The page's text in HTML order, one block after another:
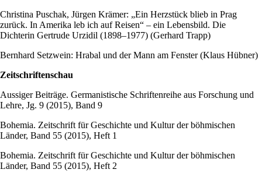
Christina Puschak, Jürgen Krämer: „Ein Herzstück blieb in Prag
zurück. In Amerika leb ich auf Reisen“ – ein Lebensbild. Die
Dichterin Gertrude Urzidil (1898–1977) (Gerhard Trapp)
Bernhard Setzwein: Hrabal und der Mann am Fenster (Klaus Hübner)
Zeitschriftenschau
Aussiger Beiträge. Germanistische Schriftenreihe aus Forschung und
Lehre, Jg. 9 (2015), Band 9
Bohemia. Zeitschrift für Geschichte und Kultur der böhmischen
Länder, Band 55 (2015), Heft 1
Bohemia. Zeitschrift für Geschichte und Kultur der böhmischen
Länder, Band 55 (2015), Heft 2